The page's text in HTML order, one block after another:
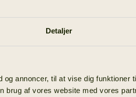
Detaljer
annoncer, til at vise dig funktioner
brug af vores website med vores